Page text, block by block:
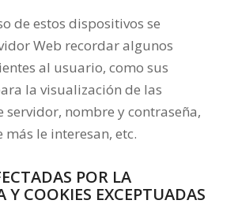
de estos dispositivos se
Web recordar algunos
al usuario, como sus
la visualización de las
servidor, nombre y contraseña,
le interesan, etc.
POR LA
Y COOKIES EXCEPTUADAS